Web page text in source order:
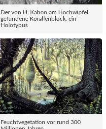
Der von H. Kabon am Hochwipfel
gefundene Korallenblock, ein
Holotypus
Feuchtvegetation vor rund 300